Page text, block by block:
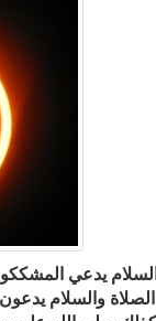
يدعي
الصلاة والسلام